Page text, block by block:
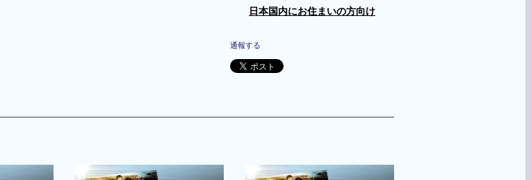
日本国内にお住まいの方向け
通報する